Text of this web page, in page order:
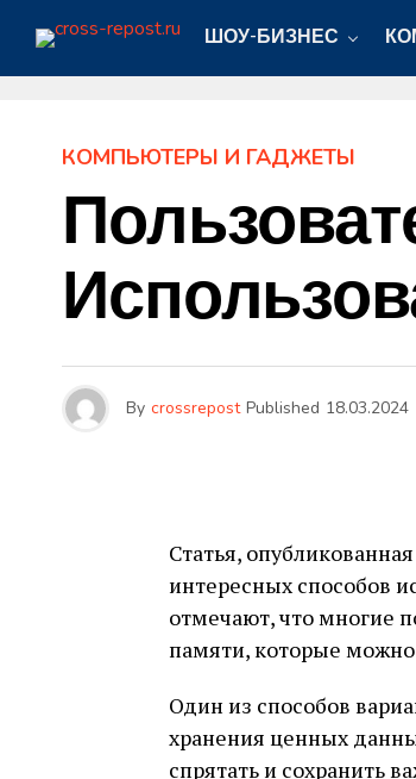
ШОУ-БИЗНЕС
КОМПЬЮТЕРЫ И ГАДЖЕТЫ
By crossrepost Published 18.03.2024
Статья,
интересных способов
отмечают, что многие
памяти, которые можно
Один из способов
хранения ценных
спрятать и сохранить